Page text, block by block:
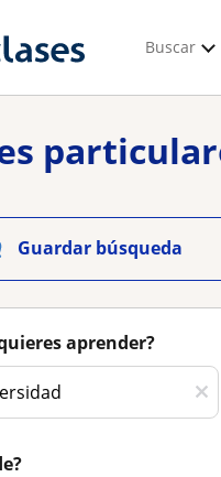
Buscar
Guardar búsqueda
aprender?